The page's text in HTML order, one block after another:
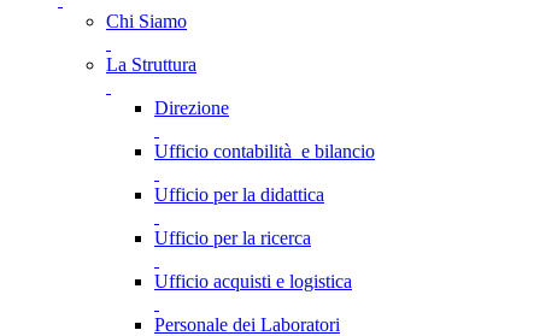
Chi Siamo
La Struttura
Direzione
Ufficio contabilità e bilancio
Ufficio per la didattica
Ufficio per la ricerca
Ufficio acquisti e logistica
Personale dei Laboratori